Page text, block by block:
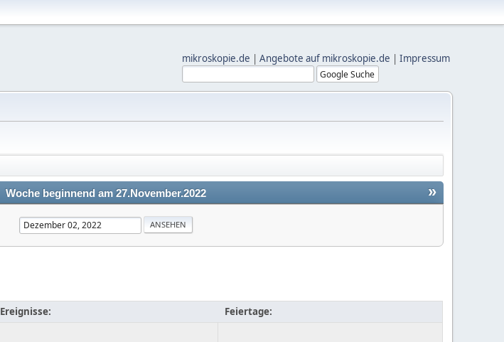
mikroskopie.de | Angebote auf mikroskopie.de | Impressum
»
Woche beginnend am 27.November.2022
Ereignisse: Feiertage: